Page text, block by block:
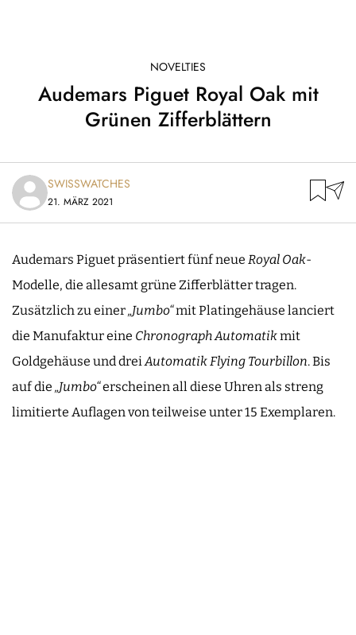
NOVELTIES
Audemars Piguet Royal Oak mit
Grünen Zifferblättern
SWISSWATCHES
21. MÄRZ 2021
Audemars Piguet präsentiert fünf neue Royal Oak-
Modelle, die allesamt grüne Zifferblätter tragen.
Zusätzlich zu einer„Jumbo“mit Platingehäuse lanciert
die Manufaktur eine Chronograph Automatikmit
Goldgehäuse und drei Automatik Flying Tourbillon. Bis
auf die „Jumbo“erscheinen all diese Uhren als streng
limitierte Auflagen von teilweise unter 15 Exemplaren.